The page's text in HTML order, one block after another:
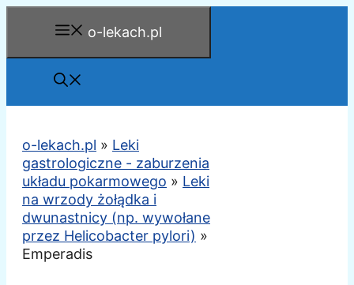
o-lekach.pl
o-lekach.pl » Leki
gastrologiczne - zaburzenia
układu pokarmowego » Leki
na wrzody żołądka i
dwunastnicy (np. wywołane
przez Helicobacter pylori) »
Emperadis